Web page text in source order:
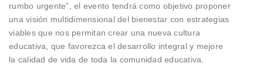
rumbo urgente”, el evento tendrá como objetivo proponer
una visión multidimensional del bienestar con estrategias
viables que nos permitan crear una nueva cultura
educativa, que favorezca el desarrollo integral y mejore
la calidad de vida de toda la comunidad educativa.